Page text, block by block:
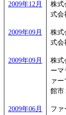
2009年12月
株式
式会
2009年09月
株式
式会
2009年09月
株式
ーマ
ァ
館市
2009年06月
ファ